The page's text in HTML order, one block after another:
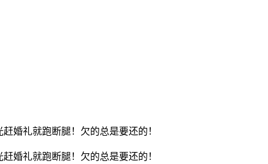
婚礼就跑断腿！欠的总是要还的！
赶婚礼就跑断腿！欠的总是要还的！